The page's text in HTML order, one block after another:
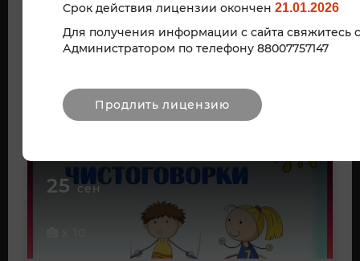
ВОЗРАСТА!
25 сен
Срок действия лицензии окончен 21.01.2026
Для получения информации с сайта свяжитесь с
Администратором по телефону 88007757147
Продлить лицензию